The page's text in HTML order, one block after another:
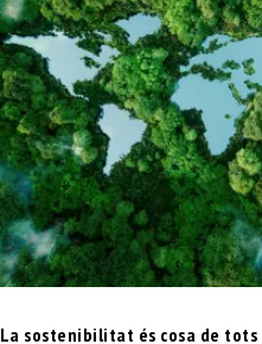
La sostenibilitat és cosa de tots